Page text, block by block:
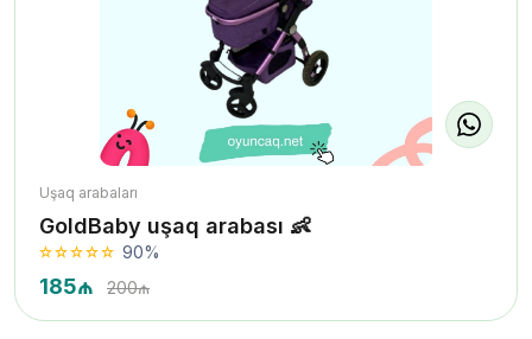
Uşaq arabaları
GoldBaby uşaq arabası 👶
90%
185₼ 200₼